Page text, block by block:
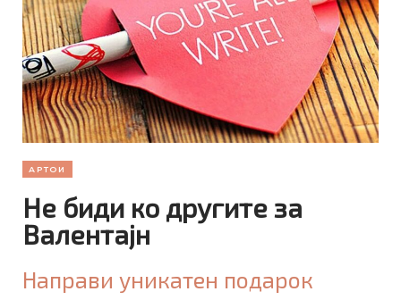
АРТОИ
Не биди ко другите за
Валентајн
Направи уникатен подарок